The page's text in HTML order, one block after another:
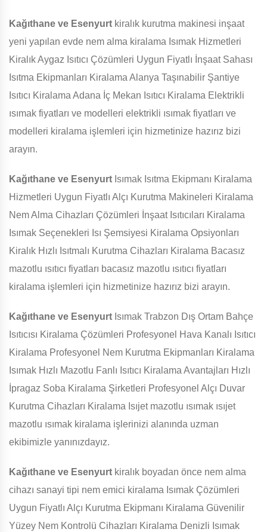
Kağıthane ve Esenyurt kiralık kurutma makinesi inşaat
yeni yapılan evde nem alma kiralama Isımak Hizmetleri
Kiralık Aygaz Isıtıcı Çözümleri Uygun Fiyatlı İnşaat Sahası
Isıtma Ekipmanları Kiralama Alanya Taşınabilir Şantiye
Isıtıcı Kiralama Adana İç Mekan Isıtıcı Kiralama Elektrikli
ısımak fiyatları ve modelleri elektrikli ısımak fiyatları ve
modelleri kiralama işlemleri için hizmetinize hazırız bizi
arayın.
Kağıthane ve Esenyurt Isımak Isıtma Ekipmanı Kiralama
Hizmetleri Uygun Fiyatlı Alçı Kurutma Makineleri Kiralama
Nem Alma Cihazları Çözümleri İnşaat Isıtıcıları Kiralama
Isımak Seçenekleri Isı Şemsiyesi Kiralama Opsiyonları
Kiralık Hızlı Isıtmalı Kurutma Cihazları Kiralama Bacasız
mazotlu ısıtıcı fiyatları bacasız mazotlu ısıtıcı fiyatları
kiralama işlemleri için hizmetinize hazırız bizi arayın.
Kağıthane ve Esenyurt Isımak Trabzon Dış Ortam Bahçe
Isıtıcısı Kiralama Çözümleri Profesyonel Hava Kanalı Isıtıcı
Kiralama Profesyonel Nem Kurutma Ekipmanları Kiralama
Isımak Hızlı Mazotlu Fanlı Isıtıcı Kiralama Avantajları Hızlı
İpragaz Soba Kiralama Şirketleri Profesyonel Alçı Duvar
Kurutma Cihazları Kiralama Isıjet mazotlu ısımak ısıjet
mazotlu ısımak kiralama işlerinizi alanında uzman
ekibimizle yanınızdayız.
Kağıthane ve Esenyurt kiralık boyadan önce nem alma
cihazı sanayi tipi nem emici kiralama Isımak Çözümleri
Uygun Fiyatlı Alçı Kurutma Ekipmanı Kiralama Güvenilir
Yüzey Nem Kontrolü Cihazları Kiralama Denizli Isımak